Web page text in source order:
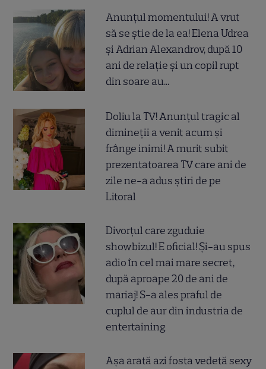
Anunțul momentului! A vrut
să se știe de la ea! Elena Udrea
și Adrian Alexandrov, după 10
ani de relație și un copil rupt
din soare au...
Doliu la TV! Anunțul tragic al
dimineții a venit acum și
frânge inimi! A murit subit
prezentatoarea TV care ani de
zile ne-a adus știri de pe
Litoral
Divorțul care zguduie
showbizul! E oficial! Și-au spus
adio în cel mai mare secret,
după aproape 20 de ani de
mariaj! S-a ales praful de
cuplul de aur din industria de
entertaining
Așa arată azi fosta vedetă sexy